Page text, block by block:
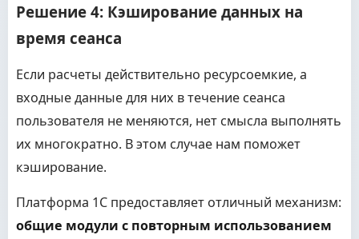
Решение 4: Кэширование данных на
время сеанса
Если расчеты действительно ресурсоемкие, а
входные данные для них в течение сеанса
пользователя не меняются, нет смысла выполнять
их многократно. В этом случае нам поможет
кэширование.
Платформа 1С предоставляет отличный механизм:
общие модули с повторным использованием